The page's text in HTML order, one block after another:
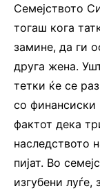
Семејството
тогаш кога
замине, да ги
друга жена.
тетки ќе се
со финансиски
фактот дека
наследството
пијат. Во
изгубени